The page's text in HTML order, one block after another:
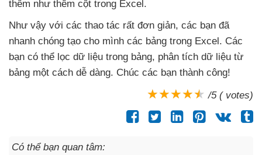
thêm như thêm cột trong Excel.
Như vậy với các thao tác rất đơn giản, các bạn đã
nhanh chóng tạo cho mình các bảng trong Excel. Các
bạn có thể lọc dữ liệu trong bảng, phân tích dữ liệu từ
bảng một cách dễ dàng. Chúc các bạn thành công!
/5 ( votes)
Có thể bạn quan tâm: